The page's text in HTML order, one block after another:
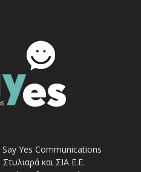
Say Yes Communications
και ΣΙΑ Ε.Ε.